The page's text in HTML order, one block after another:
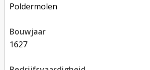
poldermolen
bouwjaar
1627